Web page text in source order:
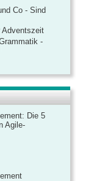
Co - Sind
Adventszeit
-
Die 5
Agile-